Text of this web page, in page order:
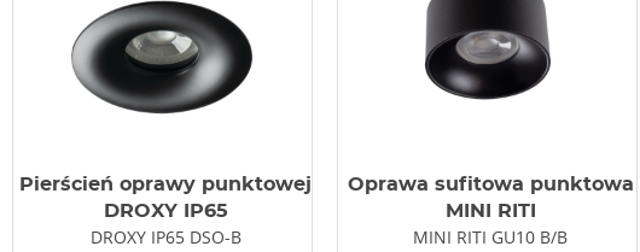
Pierścień oprawy punktowej
DROXY IP65
DROXY IP65 DSO-B
Oprawa sufitowa punktowa
MINI RITI
MINI RITI GU10 B/B